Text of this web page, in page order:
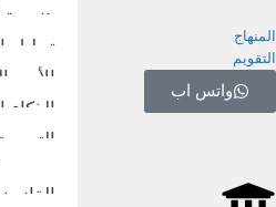
هندسة
تحليل
الأمن
الذكاء
المنهاج
التقويم
واتس اب